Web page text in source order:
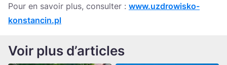
Pour en savoir plus, consulter : www.uzdrowisko-
konstancin.pl
Voir plus d’articles